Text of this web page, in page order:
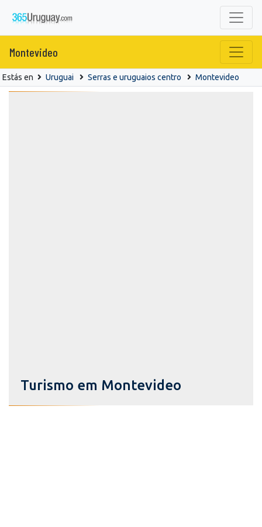
Montevideo
Estás en Uruguai Serras e uruguaios centro Montevideo
Turismo em Montevideo